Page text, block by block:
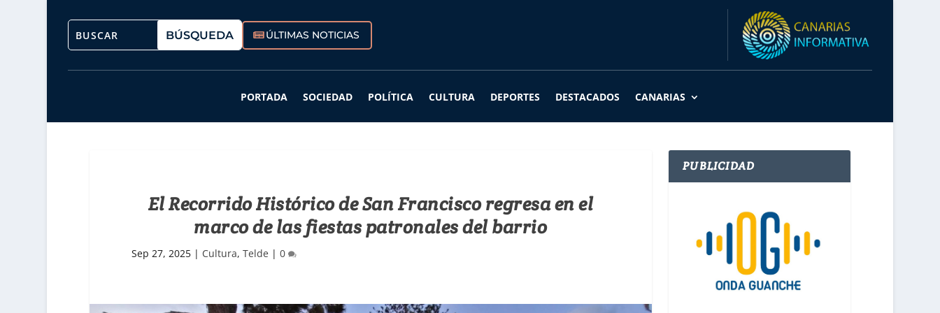
ÚLTIMAS NOTICIAS
PORTADA SOCIEDAD POLÍTICA CULTURA DEPORTES DESTACADOS CANARIAS
El Recorrido Histórico de San Francisco regresa en el
marco de las fiestas patronales del barrio
Sep 27, 2025| Cultura, Telde | 0
PUBLICIDAD